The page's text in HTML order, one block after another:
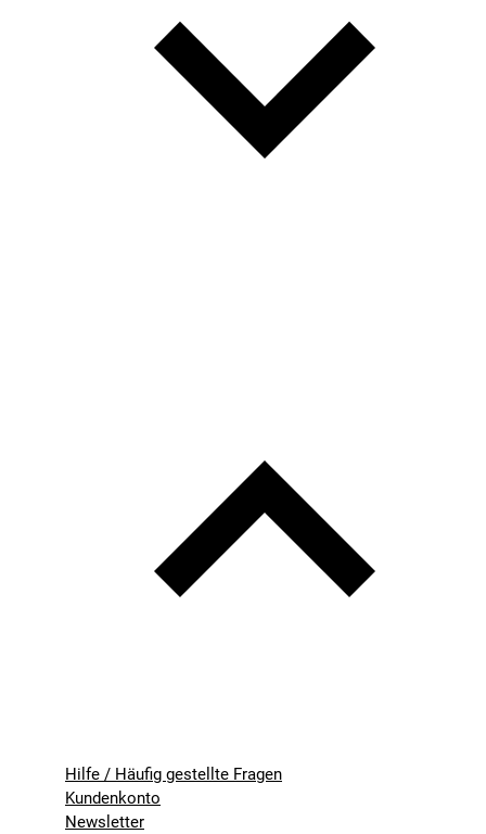
Hilfe / Häufig gestellte Fragen
Kundenkonto
Newsletter